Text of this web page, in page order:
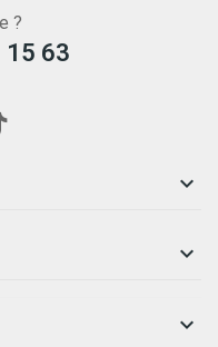
?
15 63


